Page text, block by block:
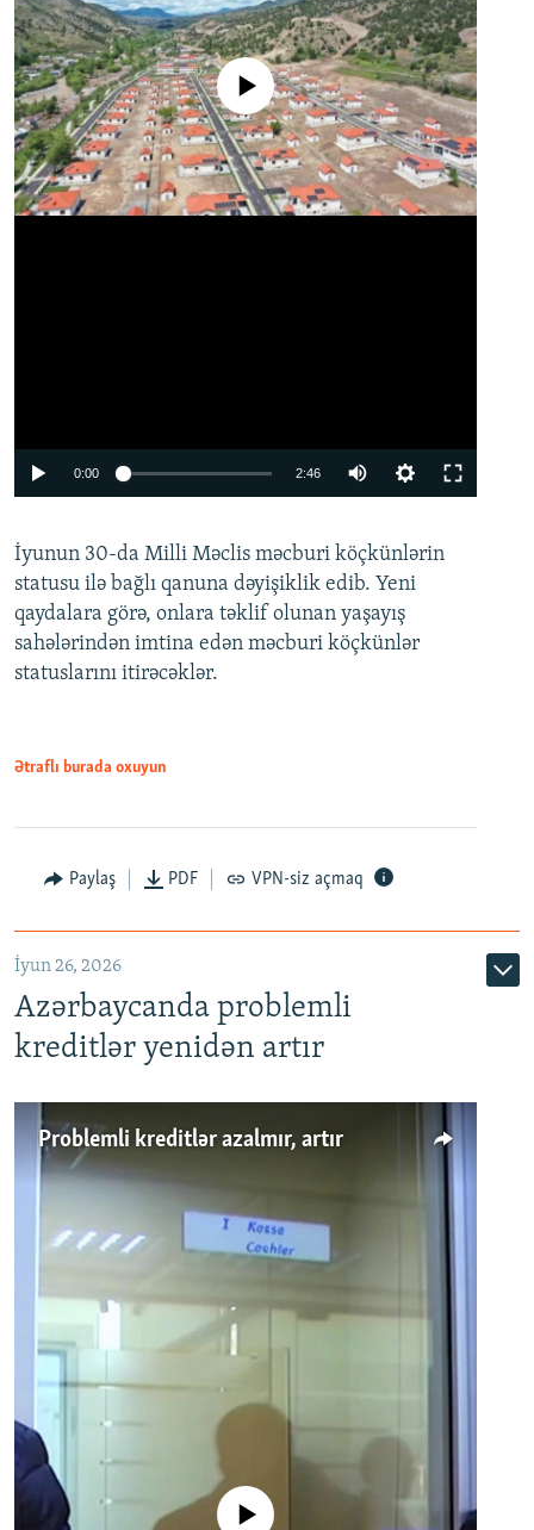
Auto 240p 360p 480p
720p 1080p
No media source currently available
0:00 2:46
360p
480p
720p
İyunun 30-da Milli Məclis məcburi köçkünlərin
statusu ilə bağlı qanuna dəyişiklik edib. Yeni
qaydalara görə, onlara təklif olunan yaşayış
sahələrindən imtina edən məcburi köçkünlər
statuslarını itirəcəklər.
Ətraflı burada oxuyun
Paylaş PDF VPN-siz açmaq
İyun 26, 2026
Azərbaycanda problemli
kreditlər yenidən artır
Problemli kreditlər azalmır, artır
No media source currently available